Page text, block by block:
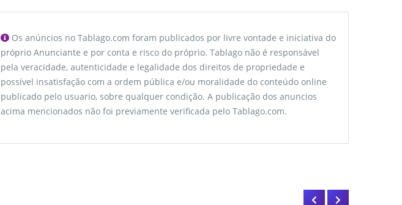
Os anúncios no Tablago.com foram publicados por livre vontade e iniciativa do
próprio Anunciante e por conta e risco do próprio. Tablago não é responsável
pela veracidade, autenticidade e legalidade dos direitos de propriedade e
possível insatisfação com a ordem pública e/ou moralidade do conteúdo online
publicado pelo usuario, sobre qualquer condição. A publicação dos anuncios
acima mencionados não foi previamente verificada pelo Tablago.com.